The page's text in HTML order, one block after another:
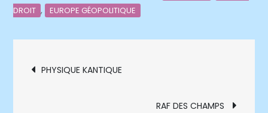
DROIT , EUROPE GÉOPOLITIQUE
Navigation
PHYSIQUE KANTIQUE
RAF DES CHAMPS